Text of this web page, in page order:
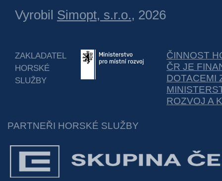
Vyrobil Simopt, s.r.o., 2026
ZAKLADATEL
HORSKÉ
SLUŽBY
ČINNOST
ČR JE
DOTACEMI
ROZVOJ A
PARTNEŘI HORSKÉ SLUŽBY